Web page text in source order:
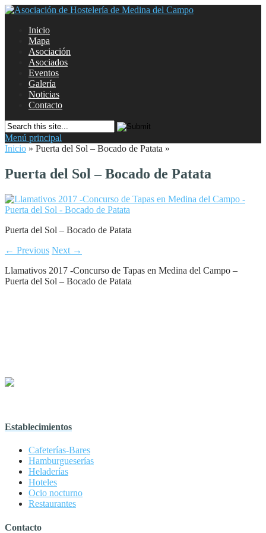
Inicio
Mapa
Asociación
Asociados
Eventos
Galería
Noticias
Contacto
Menú principal
Inicio » Puerta del Sol – Bocado de Patata »
Puerta del Sol – Bocado de Patata
Puerta del Sol – Bocado de Patata
← Previous Next →
Llamativos 2017 -Concurso de Tapas en Medina del Campo –
Puerta del Sol – Bocado de Patata
Establecimientos
Cafeterías-Bares
Hamburgueserías
Heladerías
Hoteles
Ocio nocturno
Restaurantes
Contacto